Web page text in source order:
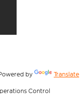
by Translate
Control